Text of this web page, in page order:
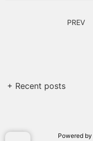
PREV
+ Recent posts
Powered by